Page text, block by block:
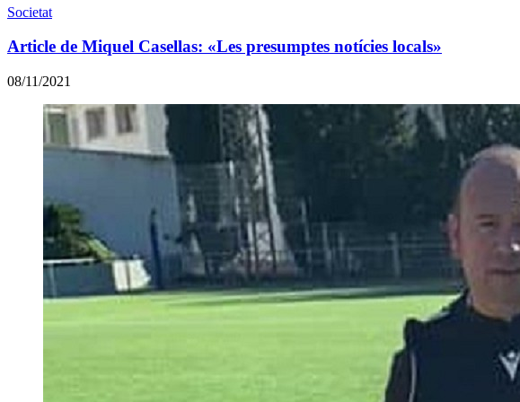
Societat
Article de Miquel Casellas: «Les presumptes notícies locals»
08/11/2021